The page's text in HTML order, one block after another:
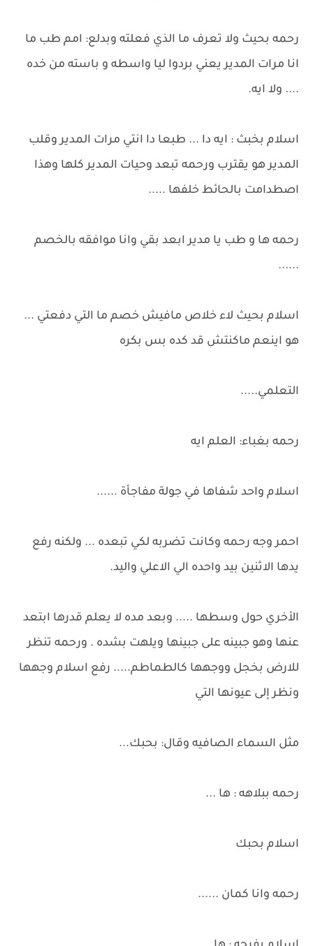
رحمه بحيث ولا تعرف ما الذي فعلته وبدلع: امم طب ما
انا مرات المدير يعني بردوا ليا واسطه و باسته من خده
.... ولا ايه.
اسلام بخبث : ايه دا ... طبعا دا انتي مرات المدير وقلب
المدير هو يقترب ورحمه تبعد وحيات المدير كلها وهذا
اصطدامت بالحائط خلفها .....
رحمه ها و طب يا مدير ابعد بقي وانا موافقه بالخصم
......
اسلام بحيث لاء خلاص مافيش خصم ما التي دفعتي ...
هو اينعم ماكنتش قد كده بس بكره
التعلمي.....
رحمه بغباء: العلم ايه
اسلام واحد شفاها في جولة مفاجأة ......
احمر وجه رحمه وكانت تضربه لكي تبعده ... ولكنه رفع
يدها الاثنين بيد واحده الي الاعلي واليد.
الأخري حول وسطها ..... وبعد مده لا يعلم قدرها ابتعد
عنها وهو جبينه على جبينها ويلهت بشده . ورحمه تنظر
للارض بخجل ووجهها كالطماطم..... رفع اسلام وجهها
ونظر إلى عيونها التي
مثل السماء الصافيه وقال: بحبك...
رحمه ببلاهه : ها ...
اسلام بحبك
رحمه وانا كمان ......